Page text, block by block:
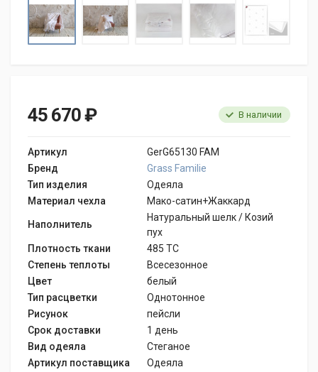
45 670 ₽ В наличии
Артикул
GerG65130 FAM
Бренд
Grass Familie
Тип изделия
Одеяла
Материал чехла
Мако-сатин+Жаккард
Наполнитель
Натуральный шелк / Козий
пух
Плотность ткани
485 TC
Степень теплоты
Всесезонное
Цвет
белый
Тип расцветки
Однотонное
Рисунок
пейсли
Срок доставки
1 день
Вид одеяла
Стеганое
Артикул поставщика
Одеяла